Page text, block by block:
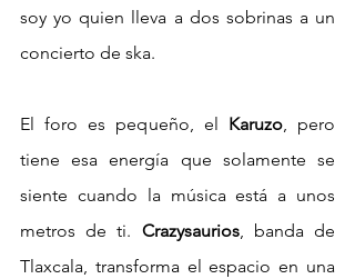
soy yo quien lleva a dos sobrinas a un
concierto de ska.
El foro es pequeño, el Karuzo, pero
tiene esa energía que solamente se
siente cuando la música está a unos
metros de ti. Crazysaurios, banda de
Tlaxcala, transforma el espacio en una